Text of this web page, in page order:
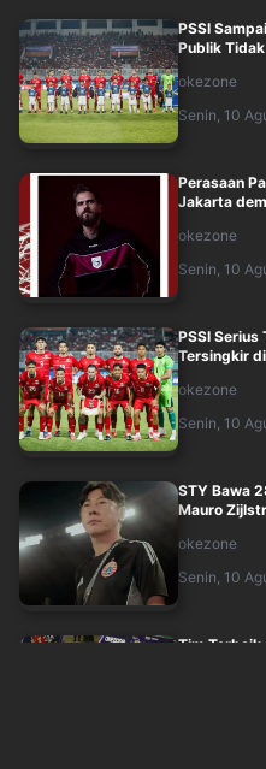
PSSI
Publik
okezone
Senin, 10
Perasaan
Jakarta
okezone
Senin, 10
PSSI Serius
Tersingkir
okezone
Senin, 10
STY Bawa
Mauro
okezone
Senin, 10
Tim Terbaik